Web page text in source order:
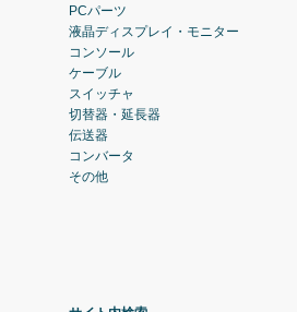
PCパーツ
液晶ディスプレイ・モニター
コンソール
ケーブル
スイッチャ
切替器・延長器
伝送器
コンバータ
その他